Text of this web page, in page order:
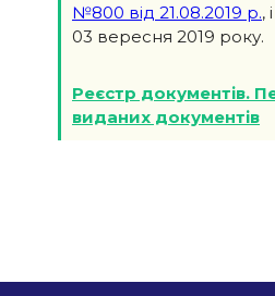
№800 від 21.08.2019 р.,
03 вересня 2019 року.
Реєстр документів.
виданих документів